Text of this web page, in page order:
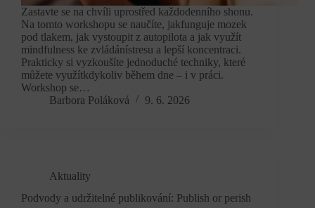
Zastavte se na chvíli uprostřed každodenního shonu.
Na tomto workshopu se naučíte, jakfunguje mozek
pod tlakem, jak vystoupit z autopilota a jak využít
mindfulness ke zvládánístresu a lepší koncentraci.
Prakticky si vyzkoušíte jednoduché techniky, které
můžete využítkdykoliv během dne – i v práci.
Workshop se…
Barbora Poláková
9. 6. 2026
Aktuality
Podvody a udržitelné publikování: Publish or perish